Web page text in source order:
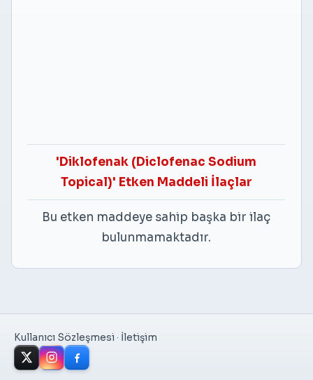
'Diklofenak (Diclofenac Sodium
Topical)' Etken Maddeli İlaçlar
Bu etken maddeye sahip başka bir ilaç
bulunmamaktadır.
Kullanıcı Sözleşmesi· İletişim